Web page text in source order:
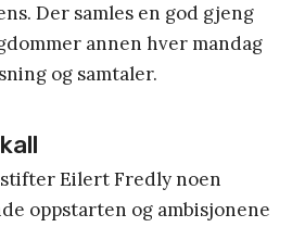
Der samles en god gjeng
annen hver mandag
og samtaler.
Eilert Fredly noen
oppstarten og ambisjonene